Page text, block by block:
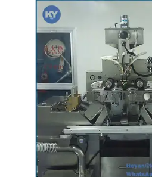
NOUVELLES
DEMANDEZ
UN DEVIS
PLAN